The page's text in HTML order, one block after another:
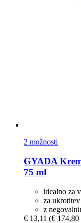
2 možnosti
GYADA
75 ml
idealno za
za
z
€ 13,11 (€ 174,80